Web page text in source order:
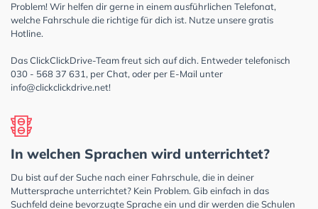
Problem! Wir helfen dir gerne in einem ausführlichen Telefonat,
welche Fahrschule die richtige für dich ist. Nutze unsere gratis
Hotline.
Das ClickClickDrive-Team freut sich auf dich. Entweder telefonisch
030 - 568 37 631, per Chat, oder per E-Mail unter
info@clickclickdrive.net!
In welchen Sprachen wird unterrichtet?
Du bist auf der Suche nach einer Fahrschule, die in deiner
Muttersprache unterrichtet? Kein Problem. Gib einfach in das
Suchfeld deine bevorzugte Sprache ein und dir werden die Schulen